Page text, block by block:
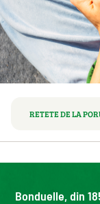
RETETE DE LA
Bonduelle, din